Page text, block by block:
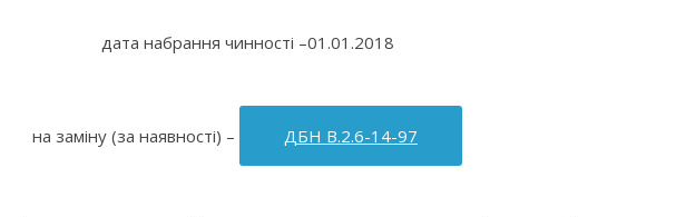
дата набрання чинності –01.01.2018
на заміну (за наявності) – ДБН В.2.6-14-97